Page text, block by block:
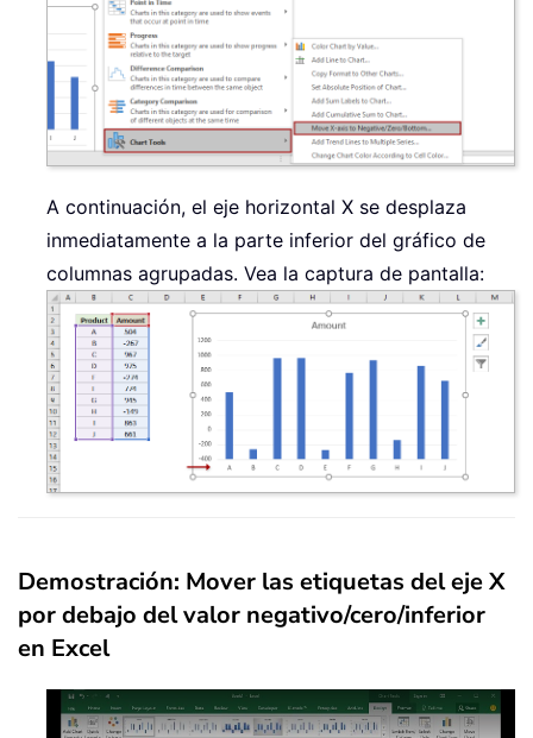
A continuación, el eje horizontal X se desplaza
inmediatamente a la parte inferior del gráfico de
columnas agrupadas. Vea la captura de pantalla:
Demostración: Mover las etiquetas del eje X
por debajo del valor negativo/cero/inferior
en Excel